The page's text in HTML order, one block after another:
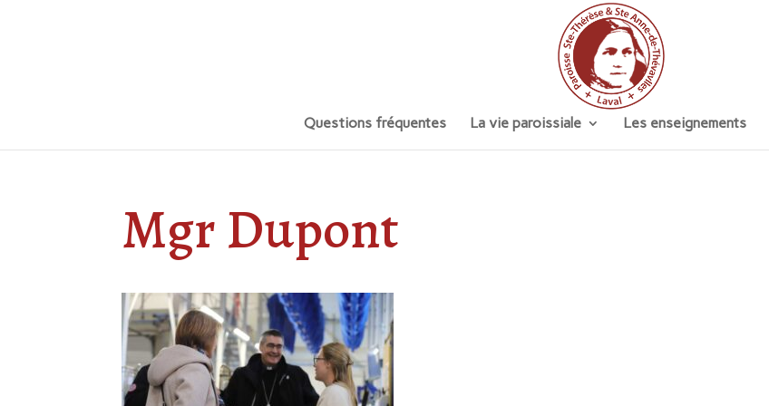
Questions fréquentes La vie paroissiale Les enseignements
Mgr Dupont